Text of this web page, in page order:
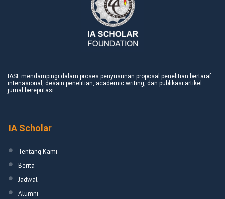
IASF mendampingi dalam proses penyusunan proposal penelitian bertaraf
intenasional, desain penelitian, academic writing, dan publikasi artikel
jurnal bereputasi.
IA Scholar
Tentang Kami
Berita
Jadwal
Alumni